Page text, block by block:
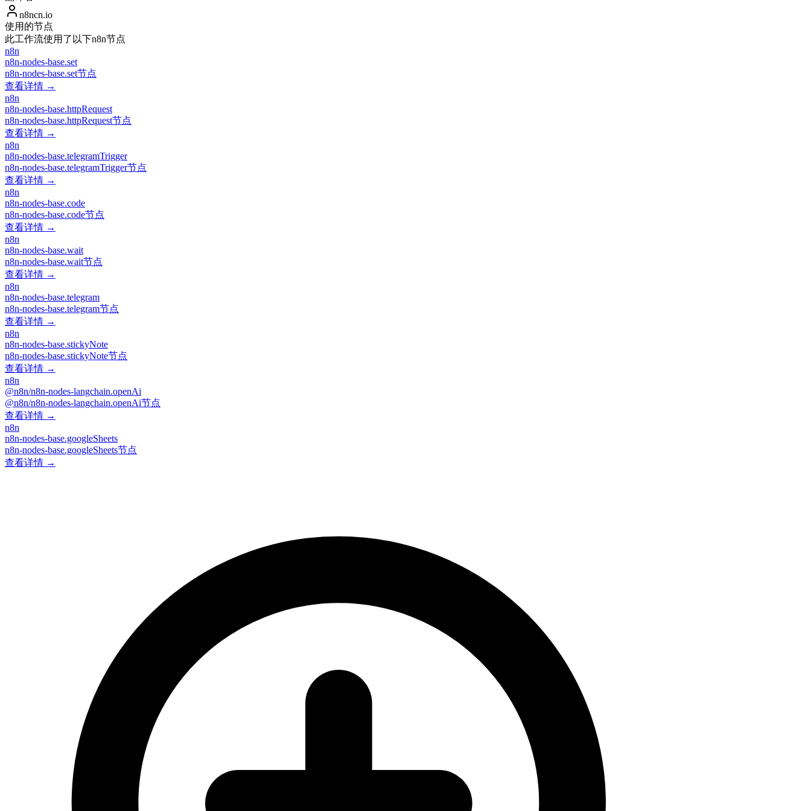
n8ncn.io
使用的节点
此工作流使用了以下n8n节点
n8n
n8n-nodes-base.set
n8n-nodes-base.set节点
查看详情 →
n8n
n8n-nodes-base.httpRequest
n8n-nodes-base.httpRequest节点
查看详情 →
n8n
n8n-nodes-base.telegramTrigger
n8n-nodes-base.telegramTrigger节点
查看详情 →
n8n
n8n-nodes-base.code
n8n-nodes-base.code节点
查看详情 →
n8n
n8n-nodes-base.wait
n8n-nodes-base.wait节点
查看详情 →
n8n
n8n-nodes-base.telegram
n8n-nodes-base.telegram节点
查看详情 →
n8n
n8n-nodes-base.stickyNote
n8n-nodes-base.stickyNote节点
查看详情 →
n8n
@n8n/n8n-nodes-langchain.openAi
@n8n/n8n-nodes-langchain.openAi节点
查看详情 →
n8n
n8n-nodes-base.googleSheets
n8n-nodes-base.googleSheets节点
查看详情 →